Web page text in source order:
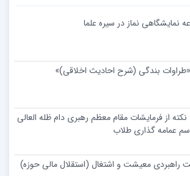
نمایشگاهی نماز در سیره علما
بندگی (شرح احادیث اخلاقی)»
از فرمایشات مقام معظم رهبری دام ظله العالی
عمامه گذاری طلاب
معیشت و اشتغال (استقلال مالی حوزه)